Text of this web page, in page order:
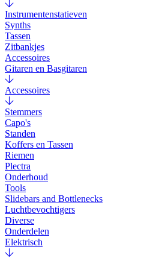
Instrumentenstatieven
Synths
Tassen
Zitbankjes
Accessoires
Gitaren en Basgitaren
Accessoires
Stemmers
Capo's
Standen
Koffers en Tassen
Riemen
Plectra
Onderhoud
Tools
Slidebars and Bottlenecks
Luchtbevochtigers
Diverse
Onderdelen
Elektrisch